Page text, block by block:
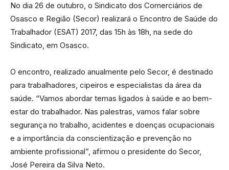
No dia 26 de outubro, o Sindicato dos Comerciários de
Osasco e Região (Secor) realizará o Encontro de Saúde do
Trabalhador (ESAT) 2017, das 15h às 18h, na sede do
Sindicato, em Osasco.
O encontro, realizado anualmente pelo Secor, é destinado
para trabalhadores, cipeiros e especialistas da área da
saúde. “Vamos abordar temas ligados à saúde e ao bem-
estar do trabalhador. Nas palestras, vamos falar sobre
segurança no trabalho, acidentes e doenças ocupacionais
e a importância da conscientização e prevenção no
ambiente profissional”, afirmou o presidente do Secor,
José Pereira da Silva Neto.